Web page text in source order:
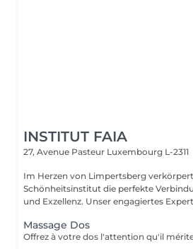
INSTITUT FAIA
27, Avenue Pasteur Luxembourg L-2311
Im Herzen von Limpertsberg
Schönheitsinstitut die perfekte
und Exzellenz. Unser engagiertes
Massage Dos